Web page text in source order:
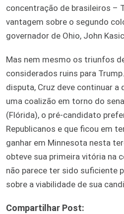
concentração de brasileiros –
vantagem sobre o segundo
governador de Ohio, John
Mas nem mesmo os triunfos
considerados ruins para
disputa, Cruz deve continuar
uma coalizão em torno do
(Flórida), o pré-candidato
Republicanos e que ficou em
ganhar em Minnesota nesta
obteve sua primeira vitória na
não parece ter sido suficiente
sobre a viabilidade de sua
Compartilhar Post: